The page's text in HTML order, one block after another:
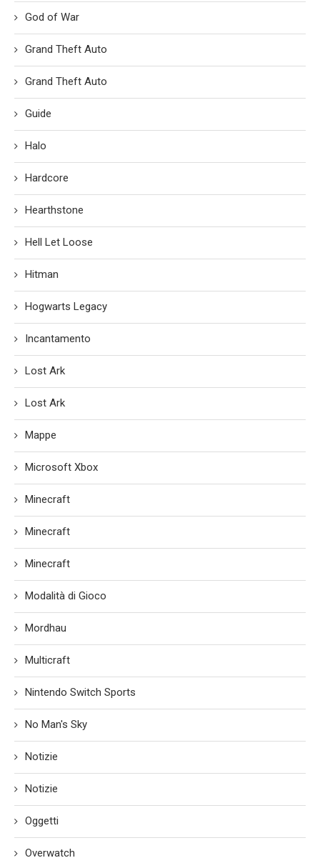
God of War
Grand Theft Auto
Grand Theft Auto
Guide
Halo
Hardcore
Hearthstone
Hell Let Loose
Hitman
Hogwarts Legacy
Incantamento
Lost Ark
Lost Ark
Mappe
Microsoft Xbox
Minecraft
Minecraft
Minecraft
Modalità di Gioco
Mordhau
Multicraft
Nintendo Switch Sports
No Man's Sky
Notizie
Notizie
Oggetti
Overwatch